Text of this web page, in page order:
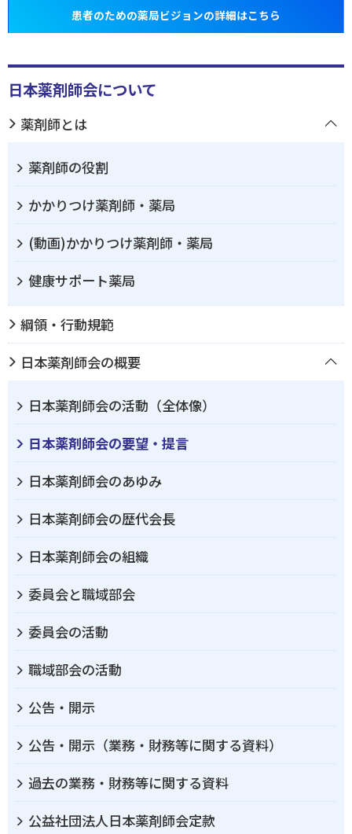
患者のための薬局ビジョンの詳細はこちら
日本薬剤師会について
薬剤師とは
薬剤師の役割
かかりつけ薬剤師・薬局
(動画)かかりつけ薬剤師・薬局
健康サポート薬局
綱領・行動規範
日本薬剤師会の概要
日本薬剤師会の活動（全体像）
日本薬剤師会の要望・提言
日本薬剤師会のあゆみ
日本薬剤師会の歴代会長
日本薬剤師会の組織
委員会と職域部会
委員会の活動
職域部会の活動
公告・開示
公告・開示（業務・財務等に関する資料）
過去の業務・財務等に関する資料
公益社団法人日本薬剤師会定款